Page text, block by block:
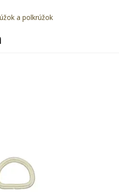
a polkrúžok